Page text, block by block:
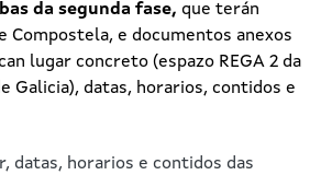
da segunda fase, que terán
Compostela, e documentos anexos
lugar concreto (espazo REGA 2 da
Galicia), datas, horarios, contidos e
datas, horarios e contidos das